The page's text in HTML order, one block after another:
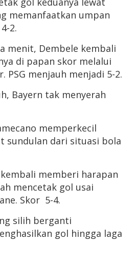
memanfaatkan umpan
2.
menit, Dembele kembali
di papan skor melalui
PSG menjauh menjadi 5-2.
Bayern tak menyerah
memperkecil
sundulan dari situasi bola
memberi harapan
mencetak gol usai
Skor 5-4.
silih berganti
gol hingga laga